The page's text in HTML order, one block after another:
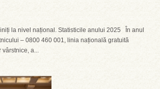
la nivel național. Statisticile anului 2025 În anul
– 0800 460 001, linia națională gratuită
a...